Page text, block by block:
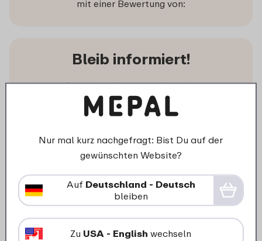
mit einer Bewertung von:
Bleib informiert!
Melde Dich jetzt für unseren Newsletter an,
randvoll mit Anregungen, Neuigkeiten und
Angeboten.
Mepal folgen
Auch in den verschiedenen Social Media Kanälen
Nur mal kurz nachgefragt: Bist Du auf der
gewünschten Website?
Auf Deutschland - Deutsch
bleiben
Zu USA - English wechseln